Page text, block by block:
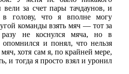
за счет пары тачдаунов, и
голову, что я вполне могу
команды взять мяч — тот за
не коснулся мяча, но в
и понял, что нельзя
хотя сам я, по крайней мере,
и тогда я просто взял и уронил